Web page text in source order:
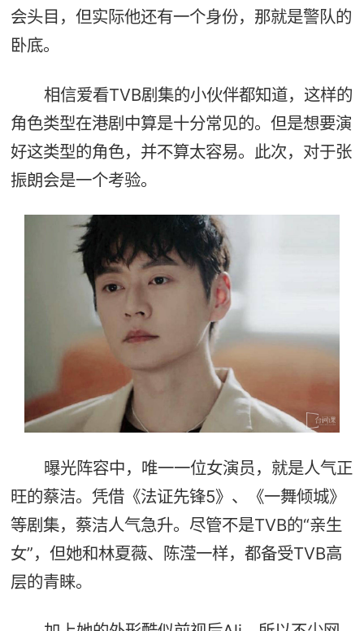
会头目，但实际他还有一个身份，那就是警队的
卧底。
相信爱看TVB剧集的小伙伴都知道，这样的
角色类型在港剧中算是十分常见的。但是想要演
好这类型的角色，并不算太容易。此次，对于张
振朗会是一个考验。
曝光阵容中，唯一一位女演员，就是人气正
旺的蔡洁。凭借《法证先锋5》、《一舞倾城》
等剧集，蔡洁人气急升。尽管不是TVB的“亲生
女”，但她和林夏薇、陈滢一样，都备受TVB高
层的青睐。